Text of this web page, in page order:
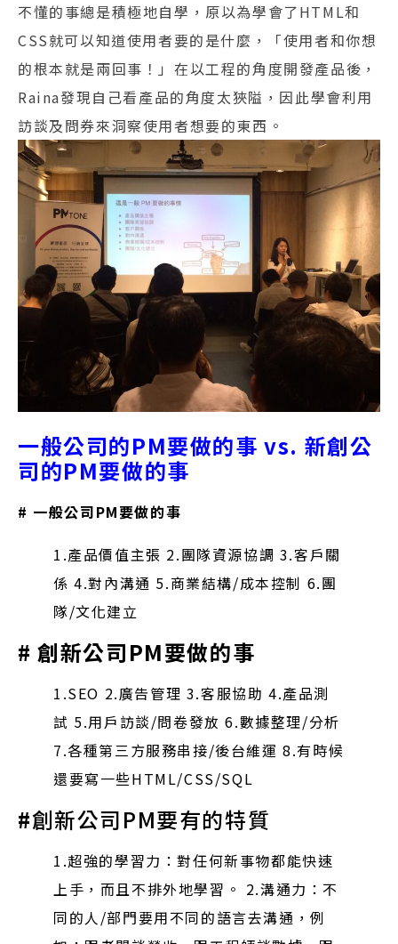
不懂的事總是積極地自學，原以為學會了HTML和
CSS就可以知道使用者要的是什麼，「使用者和你想
的根本就是兩回事！」在以工程的角度開發產品後，
Raina發現自己看產品的角度太狹隘，因此學會利用
訪談及問券來洞察使用者想要的東西。
一般公司的PM要做的事 vs. 新創公
司的PM要做的事
# 一般公司PM要做的事
1.產品價值主張 2.團隊資源協調 3.客戶關
係 4.對內溝通 5.商業結構/成本控制 6.團
隊/文化建立
# 創新公司PM要做的事
1.SEO 2.廣告管理 3.客服協助 4.產品測
試 5.用戶訪談/問卷發放 6.數據整理/分析
7.各種第三方服務串接/後台維運 8.有時候
還要寫一些HTML/CSS/SQL
#創新公司PM要有的特質
1.超強的學習力：對任何新事物都能快速
上手，而且不排外地學習。 2.溝通力：不
同的人/部門要用不同的語言去溝通，例